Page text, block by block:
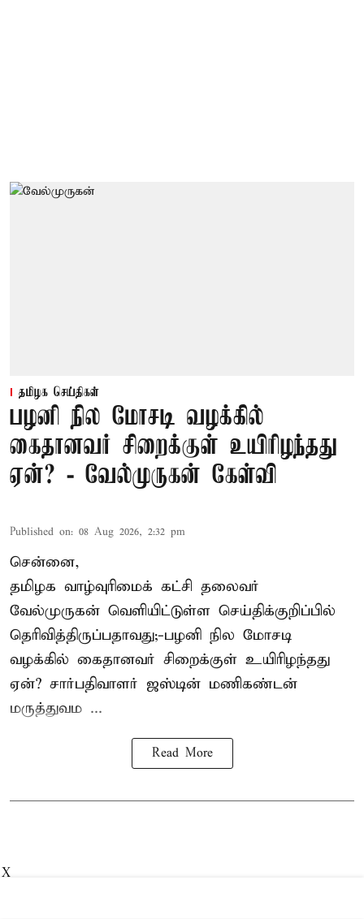
தமிழக செய்திகள்
பழனி நில மோசடி வழக்கில்
கைதானவர் சிறைக்குள் உயிரிழந்தது
ஏன்? - வேல்முருகன் கேள்வி
Published on: 08 Aug 2026, 2:32 pm
சென்னை,
தமிழக வாழ்வுரிமைக் கட்சி தலைவர்
வேல்முருகன் வெளியிட்டுள்ள செய்திக்குறிப்பில்
தெரிவித்திருப்பதாவது;-பழனி நில மோசடி
வழக்கில் கைதானவர் சிறைக்குள் உயிரிழந்தது
ஏன்? சார்பதிவாளர் ஜஸ்டின் மணிகண்டன்
மருத்துவம ...
Read More
X